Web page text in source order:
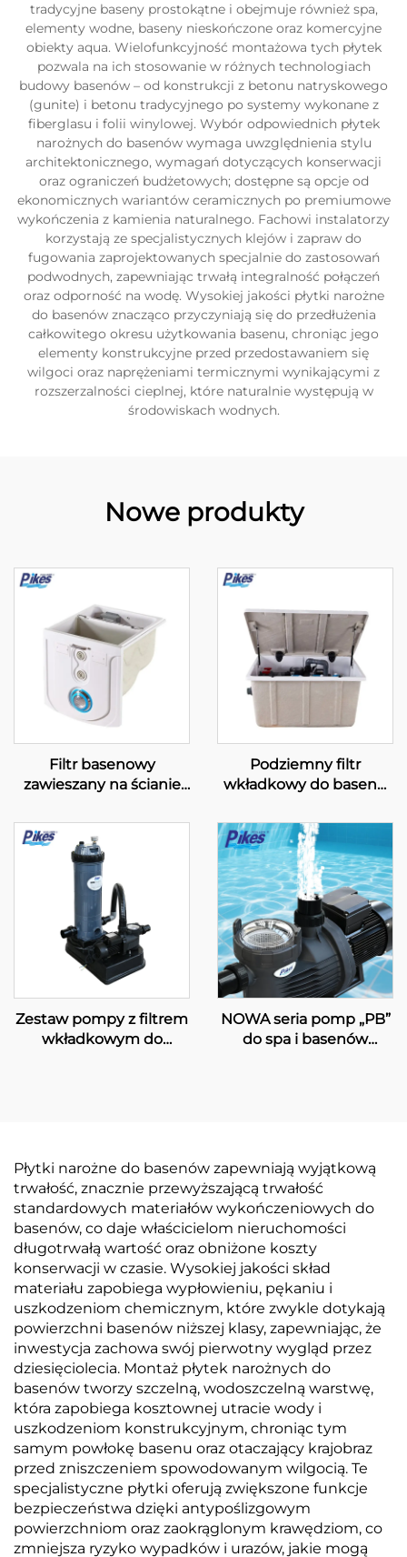
tradycyjne baseny prostokątne i obejmuje również spa,
elementy wodne, baseny nieskończone oraz komercyjne
obiekty aqua. Wielofunkcyjność montażowa tych płytek
pozwala na ich stosowanie w różnych technologiach
budowy basenów – od konstrukcji z betonu natryskowego
(gunite) i betonu tradycyjnego po systemy wykonane z
fiberglasu i folii winylowej. Wybór odpowiednich płytek
narożnych do basenów wymaga uwzględnienia stylu
architektonicznego, wymagań dotyczących konserwacji
oraz ograniczeń budżetowych; dostępne są opcje od
ekonomicznych wariantów ceramicznych po premiumowe
wykończenia z kamienia naturalnego. Fachowi instalatorzy
korzystają ze specjalistycznych klejów i zapraw do
fugowania zaprojektowanych specjalnie do zastosowań
podwodnych, zapewniając trwałą integralność połączeń
oraz odporność na wodę. Wysokiej jakości płytki narożne
do basenów znacząco przyczyniają się do przedłużenia
całkowitego okresu użytkowania basenu, chroniąc jego
elementy konstrukcyjne przed przedostawaniem się
wilgoci oraz naprężeniami termicznymi wynikającymi z
rozszerzalności cieplnej, które naturalnie występują w
środowiskach wodnych.
Nowe produkty
Filtr basenowy
zawieszany na ścianie
pływackich PK8030
Podziemny filtr
wkładkowy do basenu
Zestaw pompy z filtrem
wkładkowym do
NOWA seria pomp „PB”
do spa i basenów
Płytki narożne do basenów zapewniają wyjątkową
trwałość, znacznie przewyższającą trwałość
standardowych materiałów wykończeniowych do
basenów, co daje właścicielom nieruchomości
długotrwałą wartość oraz obniżone koszty
konserwacji w czasie. Wysokiej jakości skład
materiału zapobiega wypłowieniu, pękaniu i
uszkodzeniom chemicznym, które zwykle dotykają
powierzchni basenów niższej klasy, zapewniając, że
inwestycja zachowa swój pierwotny wygląd przez
dziesięciolecia. Montaż płytek narożnych do
basenów tworzy szczelną, wodoszczelną warstwę,
która zapobiega kosztownej utracie wody i
uszkodzeniom konstrukcyjnym, chroniąc tym
samym powłokę basenu oraz otaczający krajobraz
przed zniszczeniem spowodowanym wilgocią. Te
specjalistyczne płytki oferują zwiększone funkcje
bezpieczeństwa dzięki antypoślizgowym
powierzchniom oraz zaokrąglonym krawędziom, co
zmniejsza ryzyko wypadków i urazów, jakie mogą